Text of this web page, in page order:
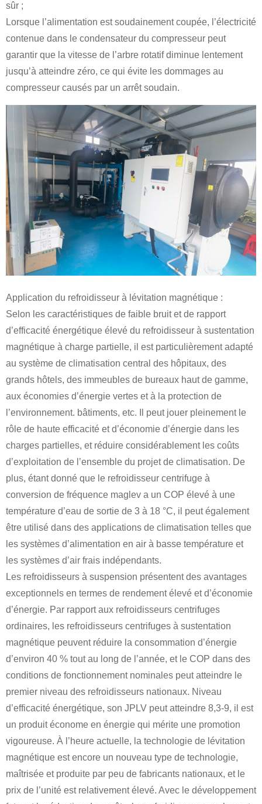
sûr ;
Lorsque l’alimentation est soudainement coupée, l’électricité
contenue dans le condensateur du compresseur peut
garantir que la vitesse de l’arbre rotatif diminue lentement
jusqu’à atteindre zéro, ce qui évite les dommages au
compresseur causés par un arrêt soudain.
Application du refroidisseur à lévitation magnétique :
Selon les caractéristiques de faible bruit et de rapport
d’efficacité énergétique élevé du refroidisseur à sustentation
magnétique à charge partielle, il est particulièrement adapté
au système de climatisation central des hôpitaux, des
grands hôtels, des immeubles de bureaux haut de gamme,
aux économies d’énergie vertes et à la protection de
l’environnement. bâtiments, etc. Il peut jouer pleinement le
rôle de haute efficacité et d’économie d’énergie dans les
charges partielles, et réduire considérablement les coûts
d’exploitation de l’ensemble du projet de climatisation. De
plus, étant donné que le refroidisseur centrifuge à
conversion de fréquence maglev a un COP élevé à une
température d’eau de sortie de 3 à 18 °C, il peut également
être utilisé dans des applications de climatisation telles que
les systèmes d’alimentation en air à basse température et
les systèmes d’air frais indépendants.
Les refroidisseurs à suspension présentent des avantages
exceptionnels en termes de rendement élevé et d’économie
d’énergie. Par rapport aux refroidisseurs centrifuges
ordinaires, les refroidisseurs centrifuges à sustentation
magnétique peuvent réduire la consommation d’énergie
d’environ 40 % tout au long de l’année, et le COP dans des
conditions de fonctionnement nominales peut atteindre le
premier niveau des refroidisseurs nationaux. Niveau
d’efficacité énergétique, son JPLV peut atteindre 8,3-9, il est
un produit économe en énergie qui mérite une promotion
vigoureuse. À l’heure actuelle, la technologie de lévitation
magnétique est encore un nouveau type de technologie,
maîtrisée et produite par peu de fabricants nationaux, et le
prix de l’unité est relativement élevé. Avec le développement